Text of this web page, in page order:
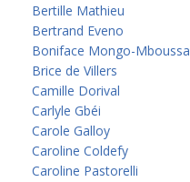
Bertille Mathieu
Bertrand Eveno
Boniface Mongo-Mboussa
Brice de Villers
Camille Dorival
Carlyle Gbéi
Carole Galloy
Caroline Coldefy
Caroline Pastorelli